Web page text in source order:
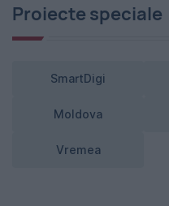
Proiecte speciale
SmartDigi
Moldova
Vremea